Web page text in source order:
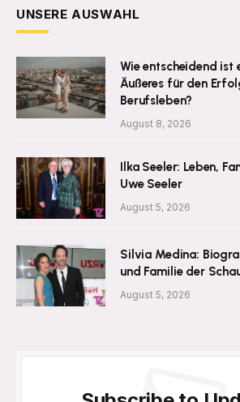
UNSERE AUSWAHL
Wie entscheidend ist
Äußeres für den
Berufsleben?
August 8, 2026
Ilka Seeler: Leben,
Uwe Seeler
August 5, 2026
Silvia Medina:
und Familie der
August 5, 2026